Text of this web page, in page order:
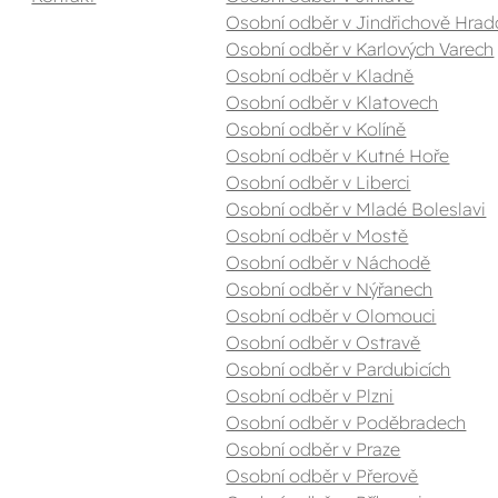
Osobní odběr v Jindřichově
Osobní odběr v Karlových Varech
Osobní odběr v Kladně
Osobní odběr v Klatovech
Osobní odběr v Kolíně
Osobní odběr v Kutné Hoře
Osobní odběr v Liberci
Osobní odběr v Mladé Boleslavi
Osobní odběr v Mostě
Osobní odběr v Náchodě
Osobní odběr v Nýřanech
Osobní odběr v Olomouci
Osobní odběr v Ostravě
Osobní odběr v Pardubicích
Osobní odběr v Plzni
Osobní odběr v Poděbradech
Osobní odběr v Praze
Osobní odběr v Přerově